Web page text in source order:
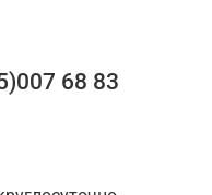
68 83